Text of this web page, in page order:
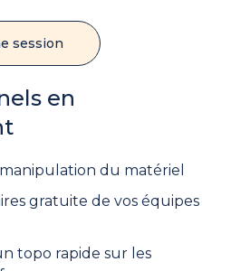
session
en
du matériel
gratuite de vos équipes
topo rapide sur les